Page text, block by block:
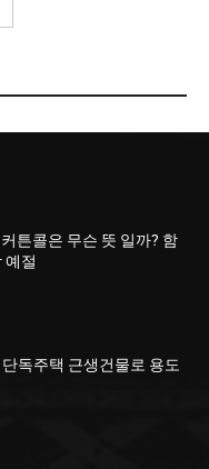
튼콜은 무슨 뜻 일까? 함
예절
독주택 근생건물로 용도